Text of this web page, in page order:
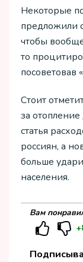
Некоторые
предложили
чтобы
то
посоветовав
Стоит
за
статья
россиян, а
больше
населения.
Вам